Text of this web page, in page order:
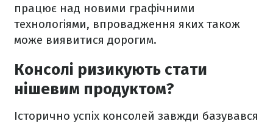
працює над новими графічними
технологіями, впровадження яких також
може виявитися дорогим.
Консолі ризикують стати
нішевим продуктом?
Історично успіх консолей завжди базувався